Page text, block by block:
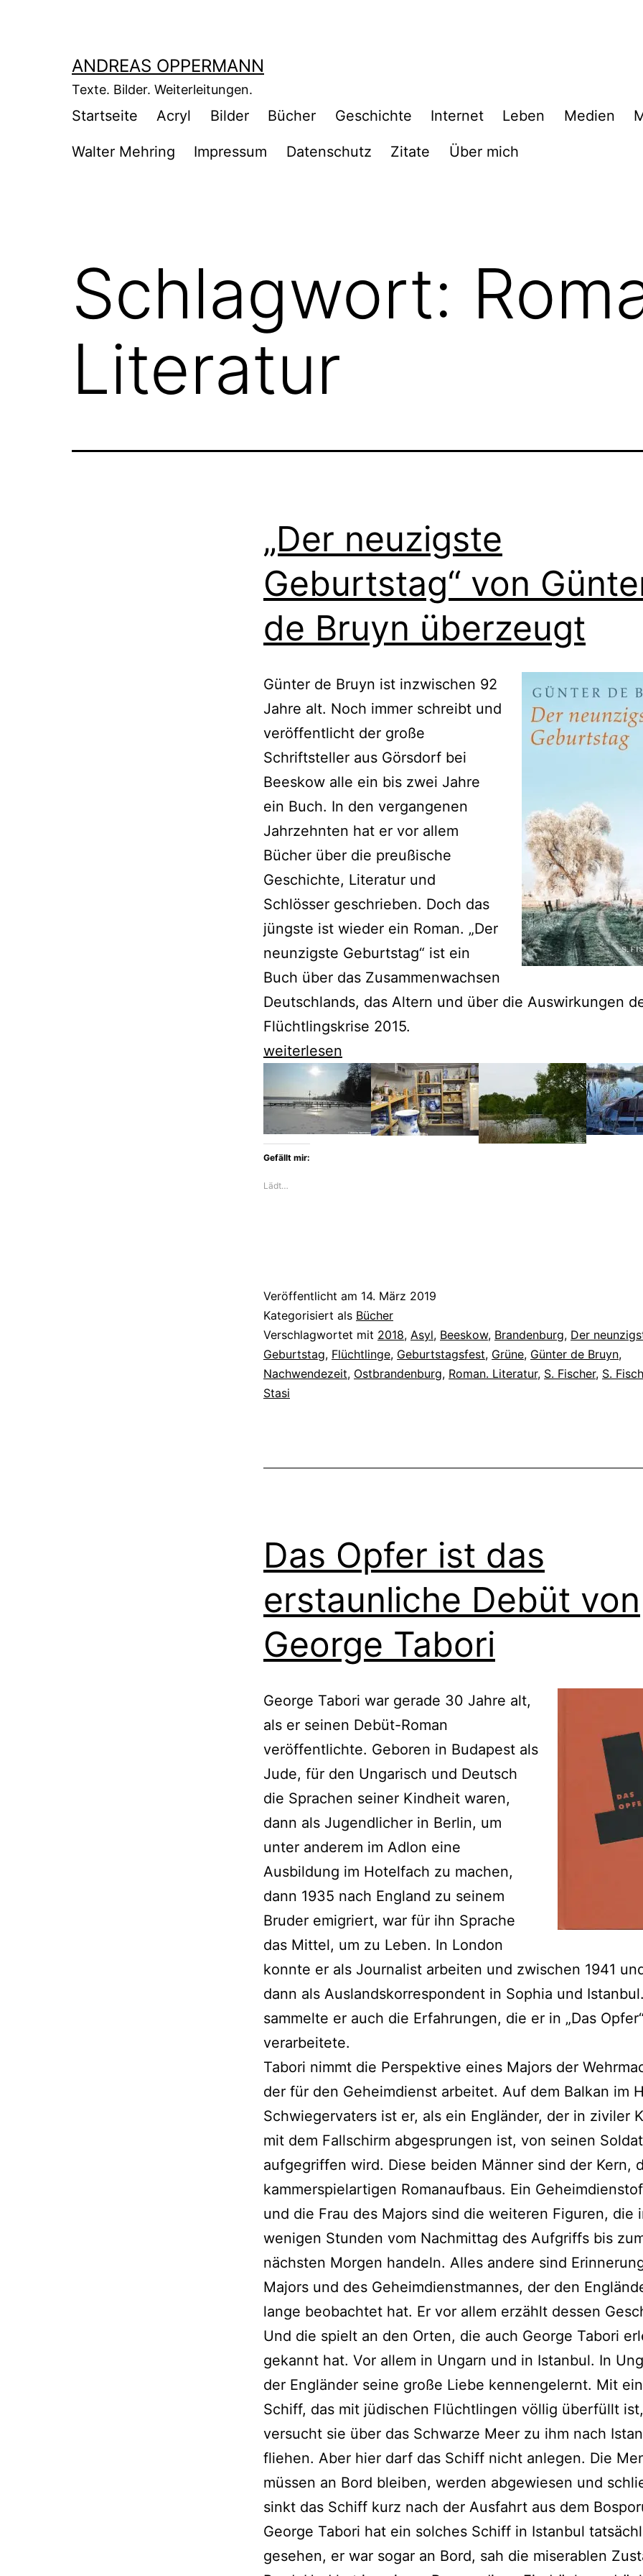
ANDREAS OPPERMANN
Texte. Bilder. Weiterleitungen.
Startseite Acryl Bilder Bücher Geschichte Internet Leben Medien
Walter Mehring Impressum Datenschutz Zitate Über mich
Schlagwort:
Literatur
„Der neuzigste
Geburtstag“ von
de Bruyn überzeugt
Günter de Bruyn ist inzwischen 92
Jahre alt. Noch immer schreibt und
veröffentlicht der große
Schriftsteller aus Görsdorf bei
Beeskow alle ein bis zwei Jahre
ein Buch. In den vergangenen
Jahrzehnten hat er vor allem
Bücher über die preußische
Geschichte, Literatur und
Schlösser geschrieben. Doch das
jüngste ist wieder ein Roman. „Der
neunzigste Geburtstag“ ist ein
Buch über das Zusammenwachsen
Deutschlands, das Altern und über die Auswirkungen
Flüchtlingskrise 2015.
„Der
neuzigste
Geburtstag“
Günter
weiterlesen
Gefällt mir:
Lädt…
Veröffentlicht am 14. März 2019
Kategorisiert als Bücher
Verschlagwortet mit 2018, Asyl, Beeskow, Brandenburg, Der
Geburtstag, Flüchtlinge, Geburtstagsfest, Grüne, Günter de Bruyn,
Nachwendezeit, Ostbrandenburg, Roman. Literatur, S. Fischer, S.
Stasi
Das Opfer ist das
erstaunliche Debüt von
George Tabori
George Tabori war gerade 30 Jahre alt,
als er seinen Debüt-Roman
veröffentlichte. Geboren in Budapest als
Jude, für den Ungarisch und Deutsch
die Sprachen seiner Kindheit waren,
dann als Jugendlicher in Berlin, um
unter anderem im Adlon eine
Ausbildung im Hotelfach zu machen,
dann 1935 nach England zu seinem
Bruder emigriert, war für ihn Sprache
das Mittel, um zu Leben. In London
konnte er als Journalist arbeiten und zwischen 1941
dann als Auslandskorrespondent in Sophia und
sammelte er auch die Erfahrungen, die er in „Das
verarbeitete.
Tabori nimmt die Perspektive eines Majors der
der für den Geheimdienst arbeitet. Auf dem Balkan im
Schwiegervaters ist er, als ein Engländer, der in ziviler
mit dem Fallschirm abgesprungen ist, von seinen
aufgegriffen wird. Diese beiden Männer sind der Kern,
kammerspielartigen Romanaufbaus. Ein
und die Frau des Majors sind die weiteren Figuren, die
wenigen Stunden vom Nachmittag des Aufgriffs bis
nächsten Morgen handeln. Alles andere sind
Majors und des Geheimdienstmannes, der den
lange beobachtet hat. Er vor allem erzählt dessen
Und die spielt an den Orten, die auch George Tabori
gekannt hat. Vor allem in Ungarn und in Istanbul. In
der Engländer seine große Liebe kennengelernt. Mit
Schiff, das mit jüdischen Flüchtlingen völlig überfüllt ist,
versucht sie über das Schwarze Meer zu ihm nach
fliehen. Aber hier darf das Schiff nicht anlegen. Die
müssen an Bord bleiben, werden abgewiesen und
sinkt das Schiff kurz nach der Ausfahrt aus dem
George Tabori hat ein solches Schiff in Istanbul
gesehen, er war sogar an Bord, sah die miserablen